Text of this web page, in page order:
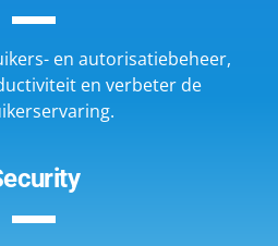
en autorisatiebeheer,
en verbeter de